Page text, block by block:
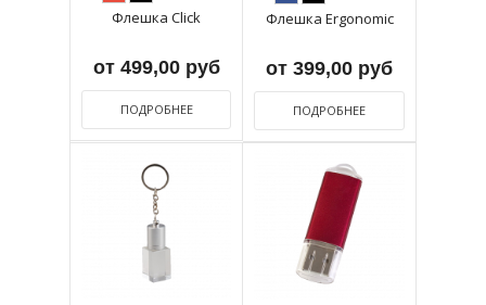
Флешка Click
от 499,00 руб
ПОДРОБНЕЕ
Флешка Ergonomic
от 399,00 руб
ПОДРОБНЕЕ